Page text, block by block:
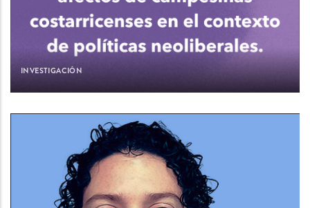
INVESTIGACIÓN